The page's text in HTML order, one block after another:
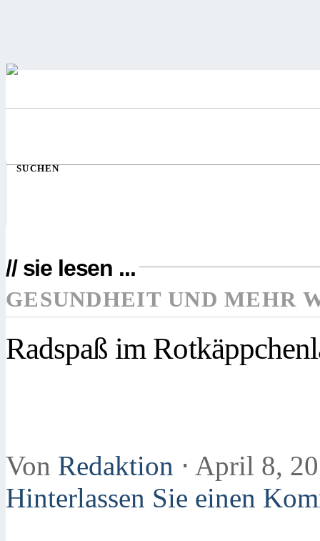
SUCHEN
// sie lesen ...
GESUNDHEIT UND MEHR
Radspaß im
Von Redaktion ⋅ April 8,
Hinterlassen Sie einen